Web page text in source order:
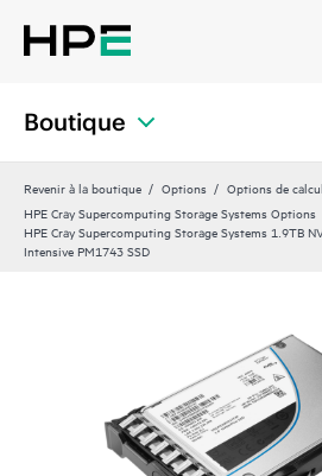
Boutique
Revenir à la boutique Options Options de calcul
HPE Cray Supercomputing Storage Systems Options
HPE Cray Supercomputing Storage Systems 1.9TB
Intensive PM1743 SSD